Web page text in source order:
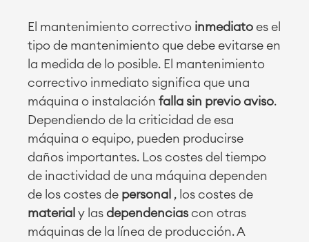
El mantenimiento correctivo inmediato es el
tipo de mantenimiento que debe evitarse en
la medida de lo posible. El mantenimiento
correctivo inmediato significa que una
máquina o instalación falla sin previo aviso.
Dependiendo de la criticidad de esa
máquina o equipo, pueden producirse
daños importantes. Los costes del tiempo
de inactividad de una máquina dependen
de los costes de personal , los costes de
material y las dependencias con otras
máquinas de la línea de producción. A